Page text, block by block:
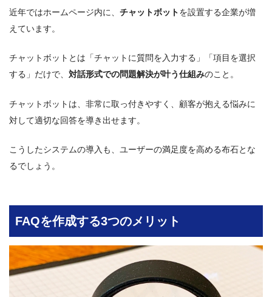
近年ではホームページ内に、 チャットボットを設置する企業が増
えています。
チャットボットとは「チャットに質問を入力する」「項目を選択
する」だけで、 対話形式での問題解決が叶う仕組みのこと。
チャットボットは、非常に取っ付きやすく、顧客が抱える悩みに
対して適切な回答を導き出せます。
こうしたシステムの導入も、ユーザーの満足度を高める布石とな
るでしょう。
FAQを作成する3つのメリット